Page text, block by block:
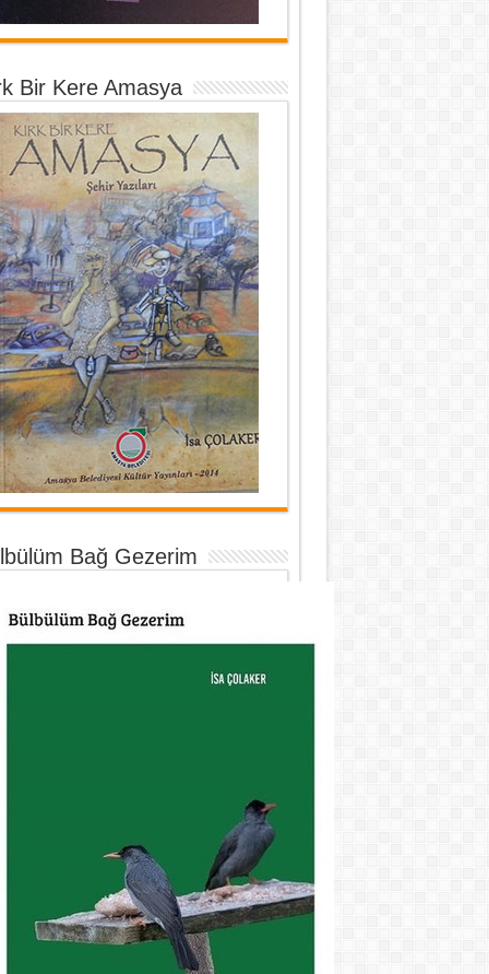
Bir Kere Amasya
Bağ Gezerim